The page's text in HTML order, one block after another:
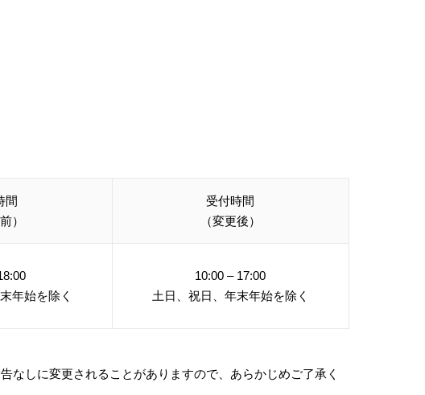
間
）
受付時間
（変更後）
年始を除く
10:00 – 17:00
土日、祝日、年末年始を除く
なしに変更されることがありますので、あらかじめご了承く